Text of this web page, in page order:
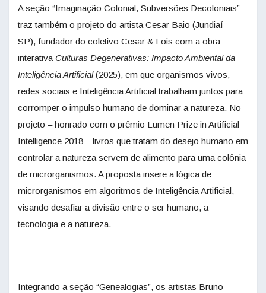
A seção “Imaginação Colonial, Subversões Decoloniais”
traz também o projeto do artista Cesar Baio (Jundiaí –
SP), fundador do coletivo Cesar & Lois com a obra
interativa Culturas Degenerativas: Impacto Ambiental da
Inteligência Artificial(2025), em que organismos vivos,
redes sociais e Inteligência Artificial trabalham juntos para
corromper o impulso humano de dominar a natureza. No
projeto – honrado com o prêmio Lumen Prize in Artificial
Intelligence 2018 – livros que tratam do desejo humano em
controlar a natureza servem de alimento para uma colônia
de microrganismos. A proposta insere a lógica de
microrganismos em algoritmos de Inteligência Artificial,
visando desafiar a divisão entre o ser humano, a
tecnologia e a natureza.
Integrando a seção “Genealogias”, os artistas Bruno